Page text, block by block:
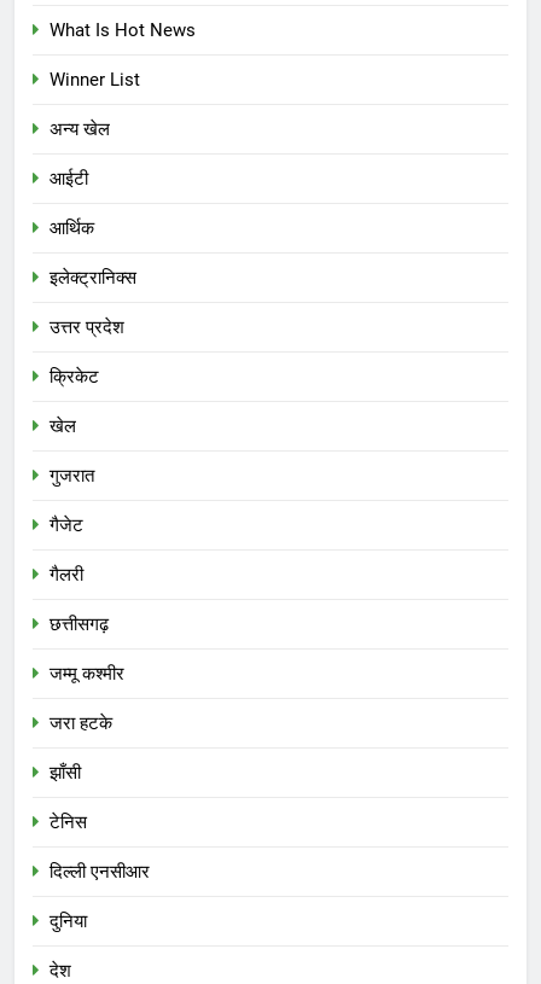
What Is Hot News
Winner List
अन्य खेल
आईटी
आर्थिक
इलेक्ट्रानिक्स
उत्तर प्रदेश
क्रिकेट
खेल
गुजरात
गैजेट
गैलरी
छत्तीसगढ़
जम्मू कश्मीर
जरा हटके
झाँसी
टेनिस
दिल्ली एनसीआर
दुनिया
देश